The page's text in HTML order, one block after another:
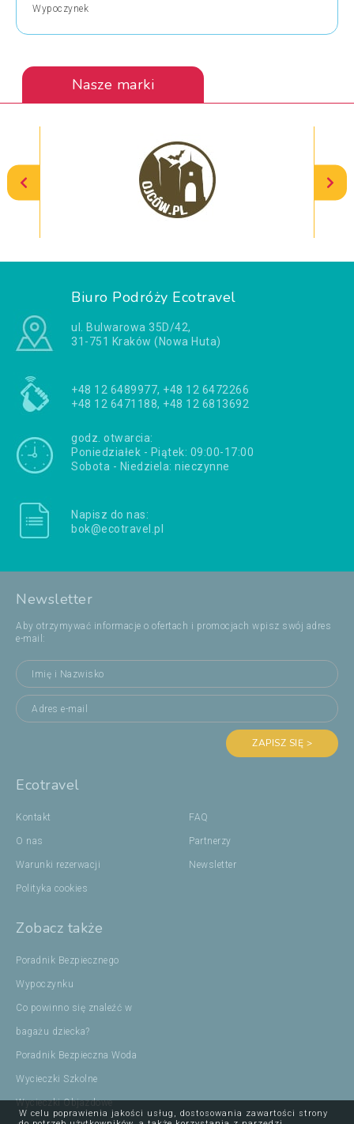
Wypoczynek
Nasze marki
Biuro Podróży Ecotravel
ul. Bulwarowa 35D/42,
31-751 Kraków (Nowa Huta)
+48 12 6489977, +48 12 6472266
+48 12 6471188, +48 12 6813692
godz. otwarcia:
Poniedziałek - Piątek: 09:00-17:00
Sobota - Niedziela: nieczynne
Napisz do nas:
bok@ecotravel.pl
Newsletter
Aby otrzymywać informacje o ofertach i promocjach wpisz swój adres
e-mail:
ZAPISZ SIĘ >
Ecotravel
Kontakt
O nas
Warunki rezerwacji
Polityka cookies
FAQ
Partnerzy
Newsletter
Zobacz także
Poradnik Bezpiecznego
Wypoczynku
Co powinno się znaleźć w
bagażu dziecka?
Poradnik Bezpieczna Woda
Wycieczki Szkolne
Wycieczki Objazdowe
W celu poprawienia jakości usług, dostosowania zawartości strony